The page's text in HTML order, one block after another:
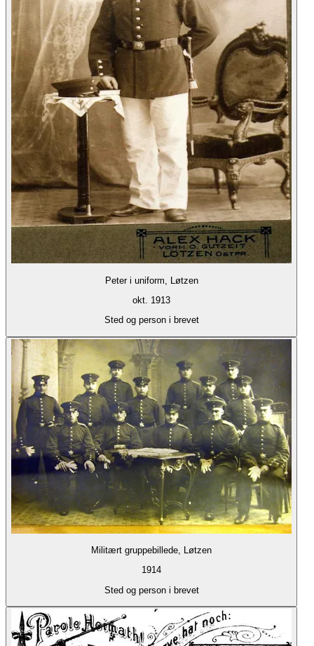
Peter i uniform, Løtzen
okt. 1913
Sted og person i brevet
Militært gruppebillede, Løtzen
1914
Sted og person i brevet